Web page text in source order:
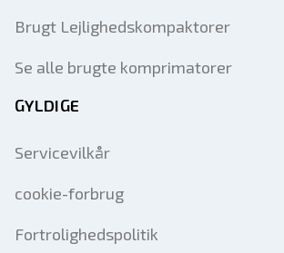
Brugt Lejlighedskompaktorer
Se alle brugte komprimatorer
GYLDIGE
Servicevilkår
cookie-forbrug
Fortrolighedspolitik